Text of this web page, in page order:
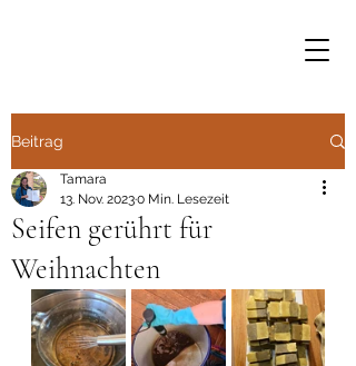
Beitrag
Seifen gerührt für
Weihnachten
Tamara
13. Nov. 20230 Min. Lesezeit